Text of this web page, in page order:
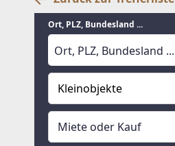
Ort, PLZ, Bundesland ...
Suche läuft
Kleinobjekte
Alle Immobilien
Miete oder Kauf